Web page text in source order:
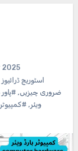
2025
#اسٹوریج
ضروری چیزیں,
ویئر,